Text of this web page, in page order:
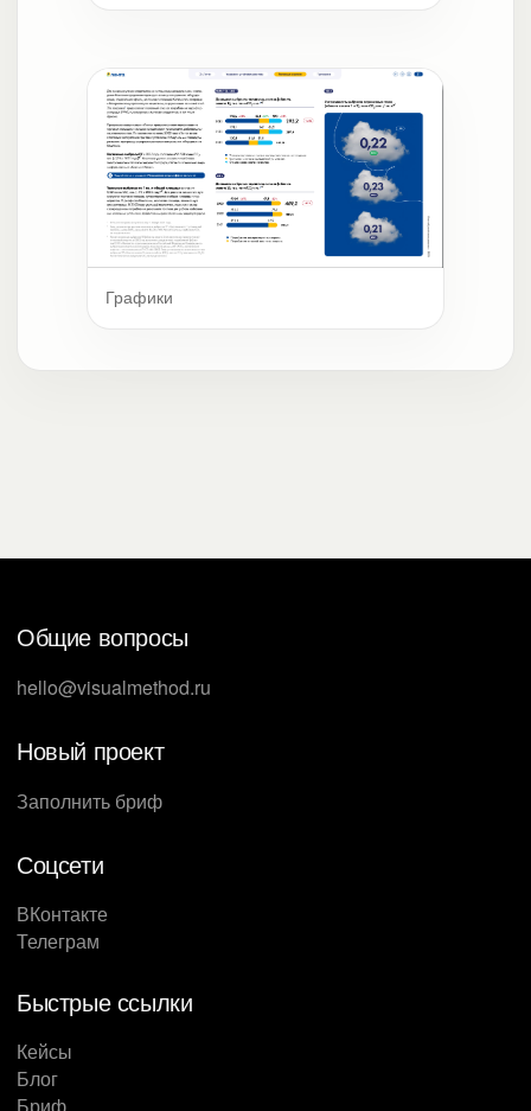
Графики
Общие вопросы
hello@visualmethod.ru
Новый проект
Заполнить бриф
Соцсети
ВКонтакте
Телеграм
Быстрые ссылки
Кейсы
Блог